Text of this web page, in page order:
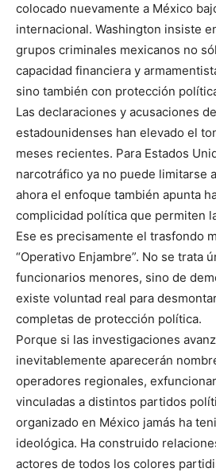
colocado nuevamente a México
internacional. Washington insiste
grupos criminales mexicanos no
capacidad financiera y
sino también con protección
Las declaraciones y acusaciones
estadounidenses han elevado el
meses recientes. Para Estados
narcotráfico ya no puede limitarse
ahora el enfoque también apunta
complicidad política que permiten
Ese es precisamente el trasfondo
“Operativo Enjambre”. No se trata
funcionarios menores, sino de
existe voluntad real para
completas de protección política.
Porque si las investigaciones
inevitablemente aparecerán
operadores regionales,
vinculadas a distintos partidos
organizado en México jamás ha
ideológica. Ha construido
actores de todos los colores